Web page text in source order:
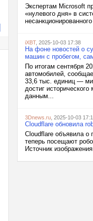
Экспертам Microsoft
«нулевого дня» в
iXBT, 2025-10-03 17:38
На фоне новостей о
машин с пробегом,
По итогам сентября
автомобилей,
33,6 тыс. единиц —
достиг
данным...
3Dnews.ru , 2025-10-03
Cloudflare обновила
Cloudflare объявила
теперь посещают
Источник